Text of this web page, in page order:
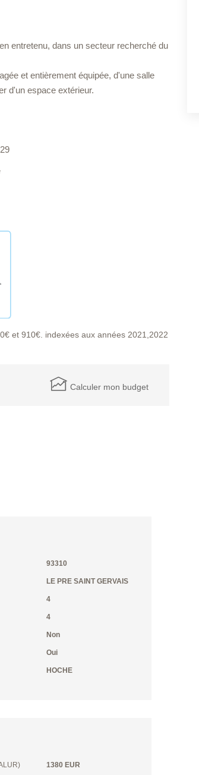
entretenu, dans un secteur recherché du
et entièrement équipée, d'une salle
d'un espace extérieur.
et 910€. indexées aux années 2021,2022
Calculer mon budget
93310
LE PRE SAINT GERVAIS
4
4
Non
Oui
HOCHE
1380 EUR